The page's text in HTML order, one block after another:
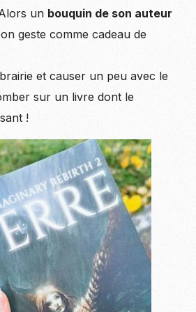
un bouquin de son auteur
geste comme cadeau de
et causer un peu avec le
sur un livre dont le
!